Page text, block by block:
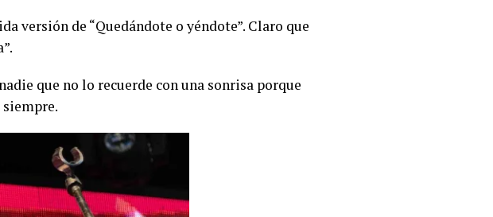
versión de “Quedándote o yéndote”. Claro que
que no lo recuerde con una sonrisa porque